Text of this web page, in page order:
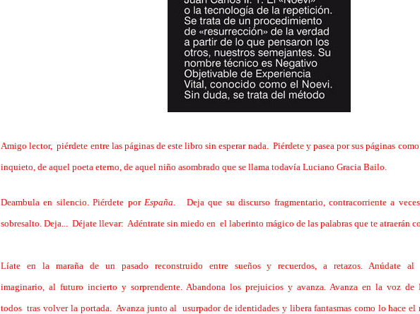
Amigo lector, piérdete entre las páginas de este libro sin esperar nada. Piérdete y pasea por sus páginas
inquieto, de aquel poeta eterno, de aquel niño asombrado que se llama todavía Luciano Gracia Bailo.
Deambula en silencio. Piérdete por España. Deja que su discurso fragmentario, contracorrientea
sobresalto. Deja... Déjate llevar: Adéntrate sin miedo en el laberinto mágico de las palabras que te atraerán
Líate en la maraña de un pasado reconstruido entre sueños y recuerdos, a retazos. Anúdate al
imaginario, al futuro incierto y sorprendente. Abandona los prejuicios y avanza. Avanza en la voz
todos tras volver la portada. Avanza junto al usurpador de identidades y libera fantasmas como lo hace el